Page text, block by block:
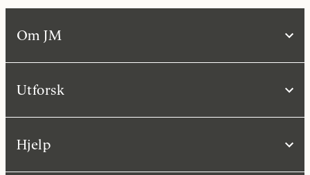
Om JM
Utforsk
Hjelp